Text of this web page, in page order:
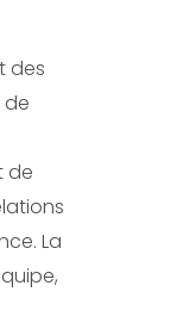
des
de
La